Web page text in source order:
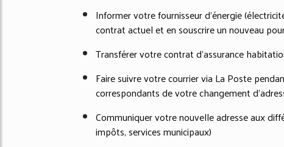
Informer votre fournisseur d’énergie
contrat actuel et en souscrire un nouveau
Transférer votre contrat d’assurance
Faire suivre votre courrier via La Poste
correspondants de votre changement
Communiquer votre nouvelle adresse aux
impôts, services municipaux)